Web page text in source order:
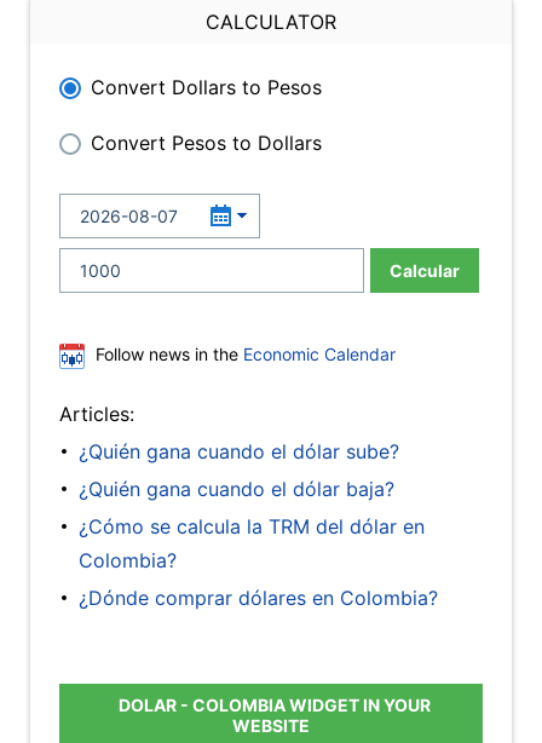
CALCULATOR
Convert Dollars to Pesos
Convert Pesos to Dollars
Calcular
Follow news in the Economic Calendar
Articles:
¿Quién gana cuando el dólar sube?
¿Quién gana cuando el dólar baja?
¿Cómo se calcula la TRM del dólar en
Colombia?
¿Dónde comprar dólares en Colombia?
DOLAR - COLOMBIA WIDGET IN YOUR
WEBSITE